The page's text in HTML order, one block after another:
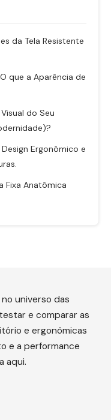
da Tela Resistente
que a Aparência de
do Seu
Ergonômico e
Fixa Anatômica
universo das
e comparar as
e ergonômicas
e a performance
aqui.